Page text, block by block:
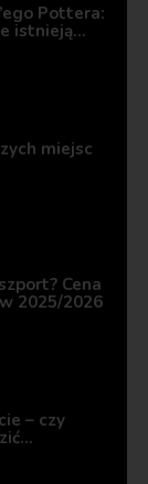
Pottera:
istnieją…
miejsc
Cena
2025/2026
– czy